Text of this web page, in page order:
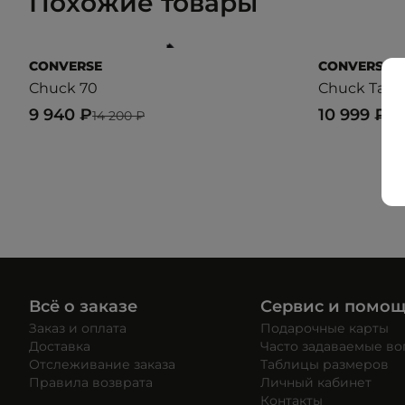
CONVERSE
Chuck 70
14 200 ₽
9 940 ₽
CONVERSE
Chuck
10 999 ₽
Всё о заказе
Заказ и оплата
Доставка
Отслеживание заказа
Правила возврата
Сервис и
Подарочные карты
Часто задаваемые
Таблицы размеров
Личный кабинет
Контакты